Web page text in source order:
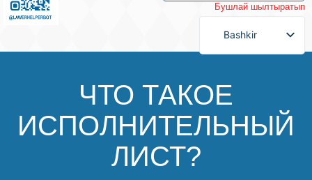
Һорау биреү
Баһалама
Файҙалы мәҡәләләр
Бушлай шылтыратып
Bashkir
ЧТО ТАКОЕ
ИСПОЛНИТЕЛЬНЫЙ
ЛИСТ?